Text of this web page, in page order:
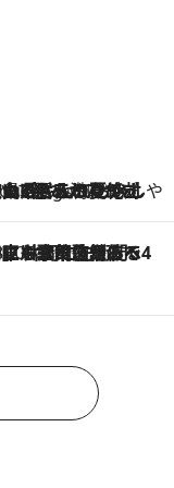
ひんやりスイーツで夏を満喫
Ago
よ」 片岡仁左衛門・市川中車ら豪華座組みで4年目の立川立飛歌舞伎へ